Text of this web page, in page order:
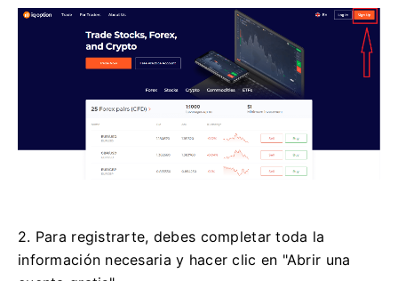
2. Para registrarte, debes completar toda la
información necesaria y hacer clic en "Abrir una